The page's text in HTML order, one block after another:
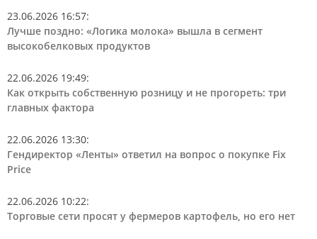
23.06.2026 16:57:
Лучше поздно: «Логика молока» вышла в сегмент
высокобелковых продуктов
22.06.2026 19:49:
Как открыть собственную розницу и не прогореть: три
главных фактора
22.06.2026 13:30:
Гендиректор «Ленты» ответил на вопрос о покупке Fix
Price
22.06.2026 10:22:
Торговые сети просят у фермеров картофель, но его нет